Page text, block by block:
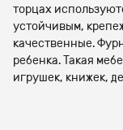
торцах
устойчивым,
качественные.
ребенка. Такая
игрушек, книжек,